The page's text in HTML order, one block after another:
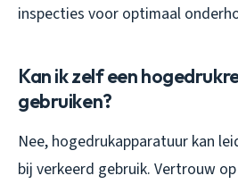
inspecties voor optimaal
Kan ik zelf een
gebruiken?
Nee, hogedrukapparatuur kan
bij verkeerd gebruik. Vertrouw